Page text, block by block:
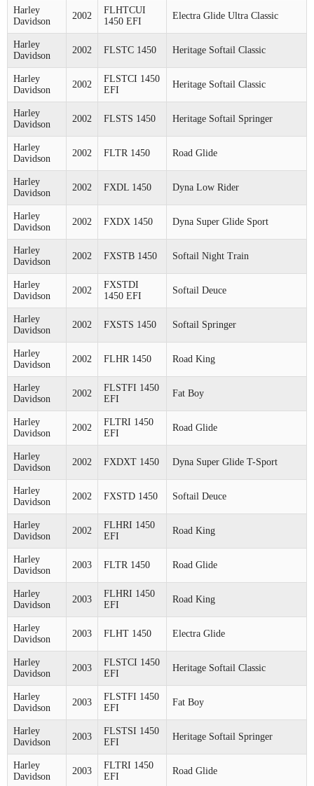
Harley
Davidson
2002
FLHTCUI
1450 EFI
Electra Glide Ultra Classic
Harley
Davidson
2002 FLSTC 1450 Heritage Softail Classic
Harley
Davidson
2002
FLSTCI 1450
EFI
Heritage Softail Classic
Harley
Davidson
2002 FLSTS 1450 Heritage Softail Springer
Harley
Davidson
2002 FLTR 1450 Road Glide
Harley
Davidson
2002 FXDL 1450 Dyna Low Rider
Harley
Davidson
2002 FXDX 1450 Dyna Super Glide Sport
Harley
Davidson
2002 FXSTB 1450 Softail Night Train
Harley
Davidson
2002
FXSTDI
1450 EFI
Softail Deuce
Harley
Davidson
2002 FXSTS 1450 Softail Springer
Harley
Davidson
2002 FLHR 1450 Road King
Harley
Davidson
2002
FLSTFI 1450
EFI
Fat Boy
Harley
Davidson
2002
FLTRI 1450
EFI
Road Glide
Harley
Davidson
2002 FXDXT 1450 Dyna Super Glide T-Sport
Harley
Davidson
2002 FXSTD 1450 Softail Deuce
Harley
Davidson
2002
FLHRI 1450
EFI
Road King
Harley
Davidson
2003 FLTR 1450 Road Glide
Harley
Davidson
2003
FLHRI 1450
EFI
Road King
Harley
Davidson
2003 FLHT 1450 Electra Glide
Harley
Davidson
2003
FLSTCI 1450
EFI
Heritage Softail Classic
Harley
Davidson
2003
FLSTFI 1450
EFI
Fat Boy
Harley
Davidson
2003
FLSTSI 1450
EFI
Heritage Softail Springer
Harley
Davidson
2003
FLTRI 1450
EFI
Road Glide